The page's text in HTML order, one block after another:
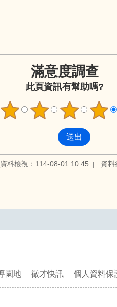
滿意度調查
此頁資訊有幫助嗎?
資料檢視：114-08-01 10:45 資料
園地 徵才快訊 個人資料保